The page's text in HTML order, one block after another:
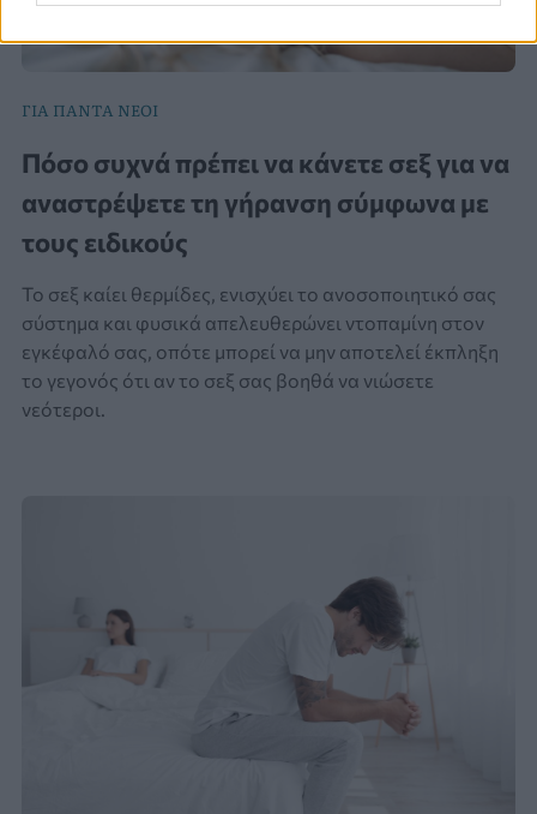
ΓΙΑ ΠΑΝΤΑ ΝΕΟΙ
Πόσο συχνά πρέπει να κάνετε σεξ για να
αναστρέψετε τη γήρανση σύμφωνα με
τους ειδικούς
Το σεξ καίει θερμίδες, ενισχύει το ανοσοποιητικό σας
σύστημα και φυσικά απελευθερώνει ντοπαμίνη στον
εγκέφαλό σας, οπότε μπορεί να μην αποτελεί έκπληξη
το γεγονός ότι αν το σεξ σας βοηθά να νιώσετε
νεότεροι.